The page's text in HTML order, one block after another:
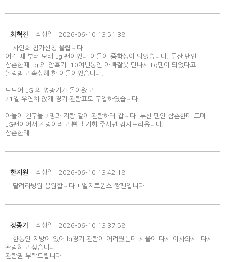
최혁진 작성일 : 2026-06-10 13:51:38
사인회 참가신청 올립니다.
어릴 때 부터 모태 Lg 팬이었다 아들이 중학생이 되었습니다. 두산 팬인
삼촌한때 Lg 의 암흑기 10여년동안 아빠잘못 만나서 Lg팬이 되었다고
놀림받고 속상해 한 아들이었습니다.
드드어 LG 의 영광기가 돌아왔고
21일 우연치 않게 경기 관람표도 구입하였습니다.
아들이 친구들 2명과 저랑 같이 관람하러 갑니다. 두산 팬인 삼촌한테 드뎌
LG팬이어서 자랑이라고 뽑낼 기회 주시면 감사드리옵니다.
삼촌한테
한지원 작성일 : 2026-06-10 13:42:18
달려라병원 응원합니다!! 엘지트윈스 짱팬입니다
정종기 작성일 : 2026-06-10 13:37:58
한동안 지방에 있어 lg경기 관람이 어려웠는데 서울에 다시 이사와서 다시
관람하고 싶습니다
관람권 부탁드립니다